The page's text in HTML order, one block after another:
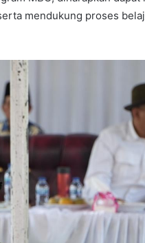
mendukung proses